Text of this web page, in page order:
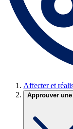
Affecter et
Approuver